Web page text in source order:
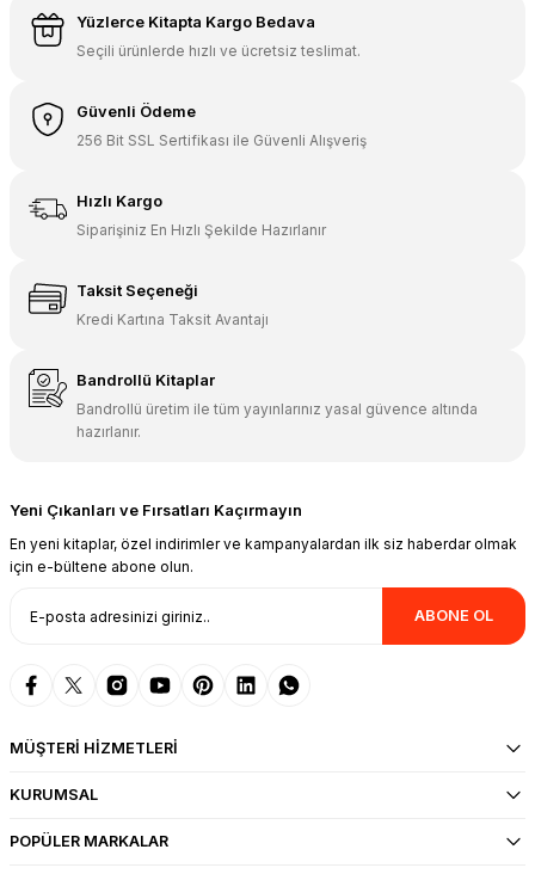
Yüzlerce Kitapta Kargo Bedava
Seçili ürünlerde hızlı ve ücretsiz teslimat.
Güvenli Ödeme
256 Bit SSL Sertifikası ile Güvenli Alışveriş
Hızlı Kargo
Siparişiniz En Hızlı Şekilde Hazırlanır
Taksit Seçeneği
Kredi Kartına Taksit Avantajı
Bandrollü Kitaplar
Bandrollü üretim ile tüm yayınlarınız yasal güvence altında
hazırlanır.
Yeni Çıkanları ve Fırsatları Kaçırmayın
En yeni kitaplar, özel indirimler ve kampanyalardan ilk siz haberdar olmak
için e-bültene abone olun.
ABONE OL
MÜŞTERİ HİZMETLERİ
KURUMSAL
POPÜLER MARKALAR